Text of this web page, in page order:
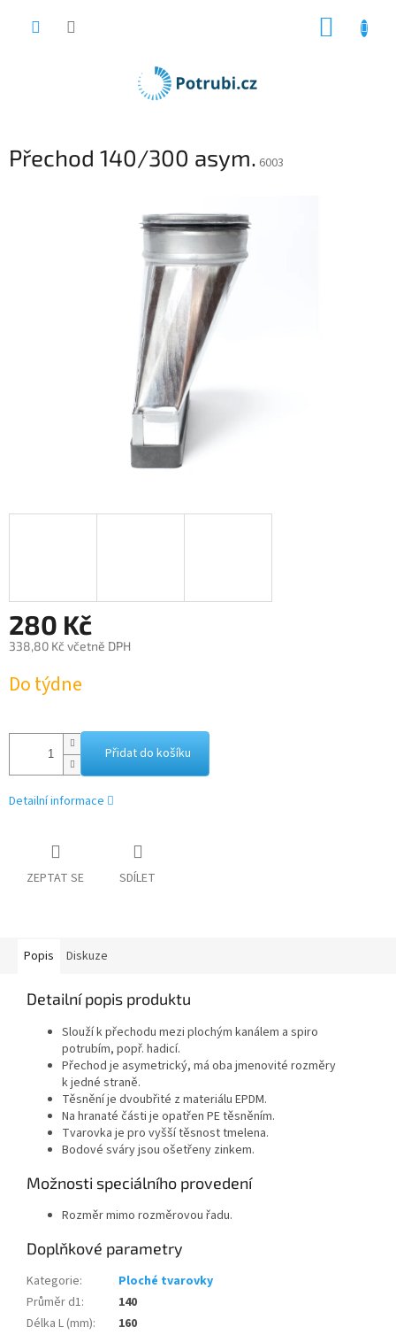
Přechod 140/300 asym. 6003
280 Kč
338,80 Kč včetně DPH
cena:
Do týdne
Přidat do košíku
Detailní informace
ZEPTAT SE SDÍLET
Popis Diskuze
Detailní popis produktu
Slouží k přechodu mezi plochým kanálem a spiro
potrubím, popř. hadicí.
Přechod je asymetrický, má oba jmenovité rozměry
k jedné straně.
Těsnění je dvoubřité z materiálu EPDM.
Na hranaté části je opatřen PE těsněním.
Tvarovka je pro vyšší těsnost tmelena.
Bodové sváry jsou ošetřeny zinkem.
Možnosti speciálního provedení
Rozměr mimo rozměrovou řadu.
Doplňkové parametry
Kategorie:
Ploché tvarovky
Průměr d1:
140
Délka L (mm):
160